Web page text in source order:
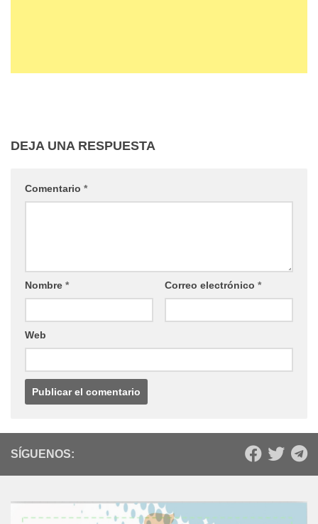
DEJA UNA RESPUESTA
Comentario *
Nombre * Correo electrónico *
Web
SÍGUENOS: